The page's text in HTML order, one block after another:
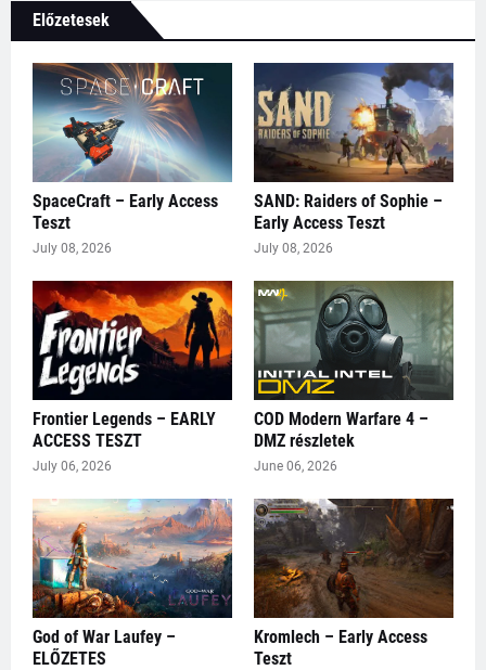
Előzetesek
SpaceCraft – Early Access
Teszt
July 08, 2026
SAND: Raiders of Sophie –
Early Access Teszt
July 08, 2026
Frontier Legends – EARLY
ACCESS TESZT
July 06, 2026
COD Modern Warfare 4 –
DMZ részletek
June 06, 2026
God of War Laufey –
ELŐZETES
Kromlech – Early Access
Teszt